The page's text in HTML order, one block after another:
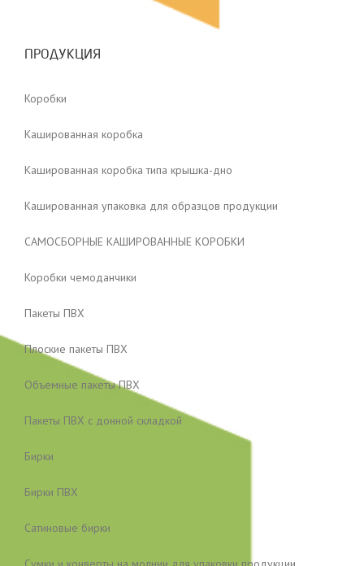
ПРОДУКЦИЯ
Коробки
Кашированная коробка
Кашированная коробка типа крышка-дно
Кашированная упаковка для образцов продукции
САМОСБОРНЫЕ КАШИРОВАННЫЕ КОРОБКИ
Коробки чемоданчики
Пакеты ПВХ
Плоские пакеты ПВХ
Объемные пакеты ПВХ
Пакеты ПВХ с донной складкой
Бирки
Бирки ПВХ
Сатиновые бирки